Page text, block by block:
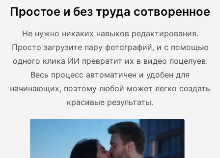
Простое и без труда сотворенное
Не нужно никаких навыков редактирования.
Просто загрузите пару фотографий, и с помощью
одного клика ИИ превратит их в видео поцелуев.
Весь процесс автоматичен и удобен для
начинающих, поэтому любой может легко создать
красивые результаты.